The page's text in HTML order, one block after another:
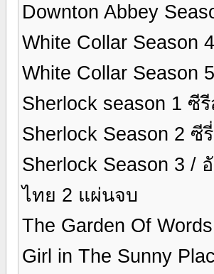
Downton Abbey
White Collar Season
White Collar Season
Sherlock season 1 ซี
Sherlock Season 2
Sherlock Season 3 /
ไทย 2 แผ่นจบ
The Garden Of
Girl in The Sunny